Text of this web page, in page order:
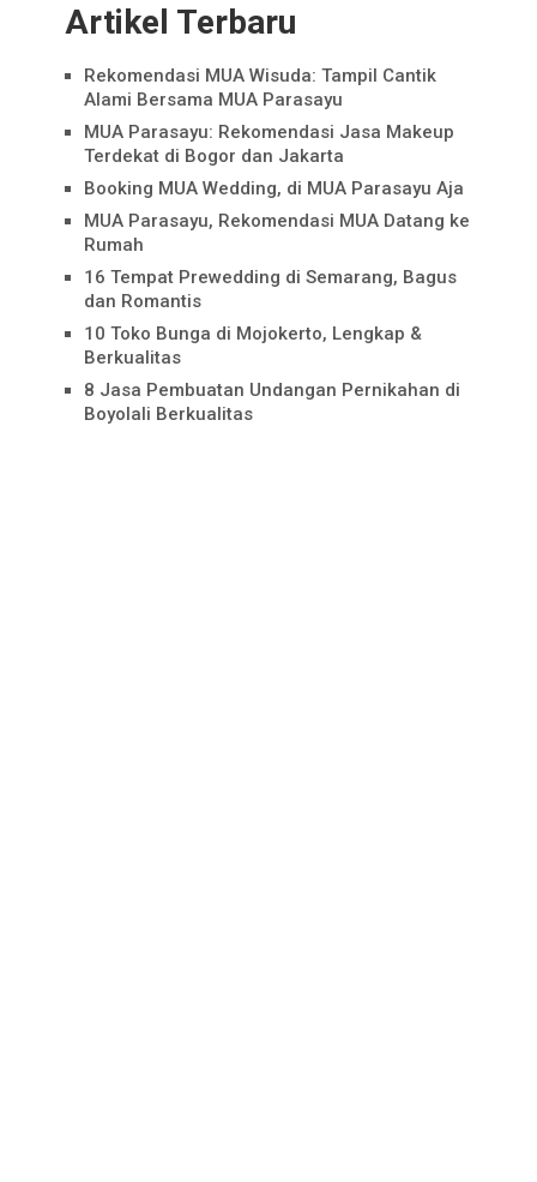
Artikel Terbaru
Rekomendasi MUA Wisuda: Tampil Cantik
Alami Bersama MUA Parasayu
MUA Parasayu: Rekomendasi Jasa Makeup
Terdekat di Bogor dan Jakarta
Booking MUA Wedding, di MUA Parasayu Aja
MUA Parasayu, Rekomendasi MUA Datang ke
Rumah
16 Tempat Prewedding di Semarang, Bagus
dan Romantis
10 Toko Bunga di Mojokerto, Lengkap &
Berkualitas
8 Jasa Pembuatan Undangan Pernikahan di
Boyolali Berkualitas